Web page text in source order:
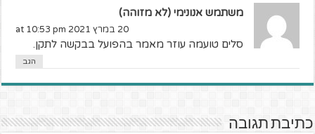
משתמש אנונימי (לא מזוהה)
20 במרץ 2021 at 10:53 pm
סלים טועמה עוזר מאמר בהפועל בבקשה לתקן.
הגב
כתיבת תגובה